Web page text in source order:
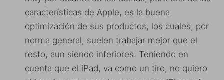
características de Apple, es la buena
optimización de sus productos, los cuales, por
norma general, suelen trabajar mejor que el
resto, aun siendo inferiores. Teniendo en
cuenta que el iPad, va como un tiro, no quiero